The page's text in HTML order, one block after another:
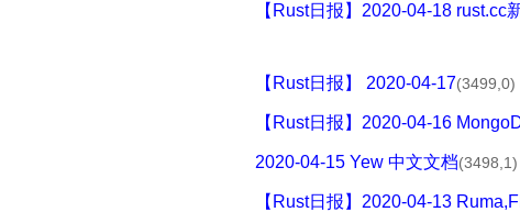
【Rust日报】2020-04-18
【Rust日报】 2020-04-17(3499,0)
【Rust日报】2020-04-16
2020-04-15 Yew 中文文档(3498,1)
【Rust日报】2020-04-13